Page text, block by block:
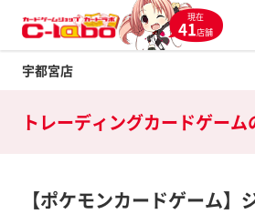
現在
41店舗
宇都宮店
Twitter
トレーディングカードゲーム
【ポケモンカードゲーム】